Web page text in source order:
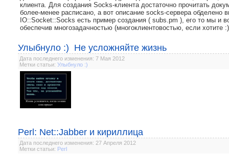
клиента. Для создания Socks-клиента достаточно прочитать
более-менее расписано, а вот описание socks-сервера обделено
IO::Socket::Socks есть пример создания ( subs.pm ), его то мы и
обеспечив многозадачностью (многоклиентовостью, если хотите
Улыбнуло :) Не усложняйте жизнь
Дата последнего изменения: 7 Мая 2012
Метки статьи: Улыбнуло :)
Perl: Net::Jabber и кириллица
Дата последнего изменения: 27 Апреля 2012
Метки статьи: Perl